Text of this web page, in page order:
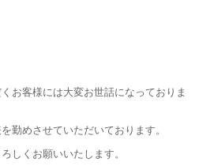
お客様には大変お世話になっておりま
勤めさせていただいております。
しくお願いいたします。